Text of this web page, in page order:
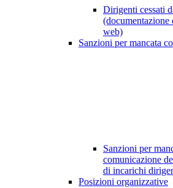
Dirigenti cessati
(documentazione
web)
Sanzioni per mancata
Sanzioni per
comunicazione
di incarichi
Posizioni organizzative